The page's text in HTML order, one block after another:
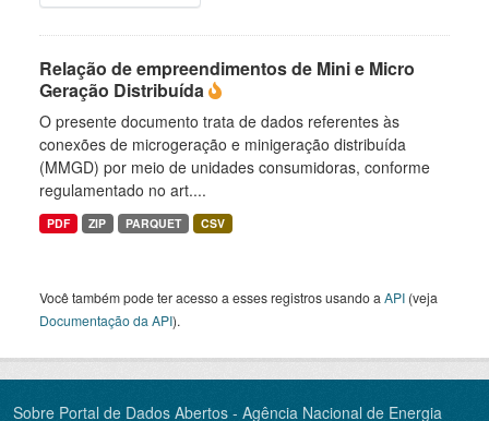
Relação de empreendimentos de Mini e Micro
Geração Distribuída
O presente documento trata de dados referentes às
conexões de microgeração e minigeração distribuída
(MMGD) por meio de unidades consumidoras, conforme
regulamentado no art....
PDF ZIP PARQUET CSV
Você também pode ter acesso a esses registros usando a API (veja
Documentação da API).
Sobre Portal de Dados Abertos - Agência Nacional de Energia